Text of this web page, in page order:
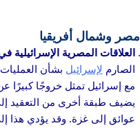
مصر وشمال أفريقيا
العلاقات المصرية الإسرائيلية
الصارم لإسرائيل بشأن
مع إسرائيل تمثل خروجًا كبيرًا
يضيف طبقة أخرى من التعقيد
عوائق إلى غزة. وقد يؤدي هذا